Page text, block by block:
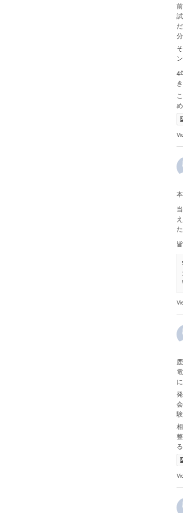
4
た